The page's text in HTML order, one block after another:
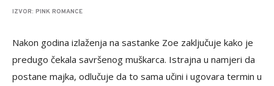
IZVOR: PINK ROMANCE
Nakon godina izlaženja na sastanke Zoe zaključuje kako je
predugo čekala savršenog muškarca. Istrajna u namjeri da
postane majka, odlučuje da to sama učini i ugovara termin u